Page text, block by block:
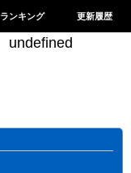
ランキング 更新履歴
undefined